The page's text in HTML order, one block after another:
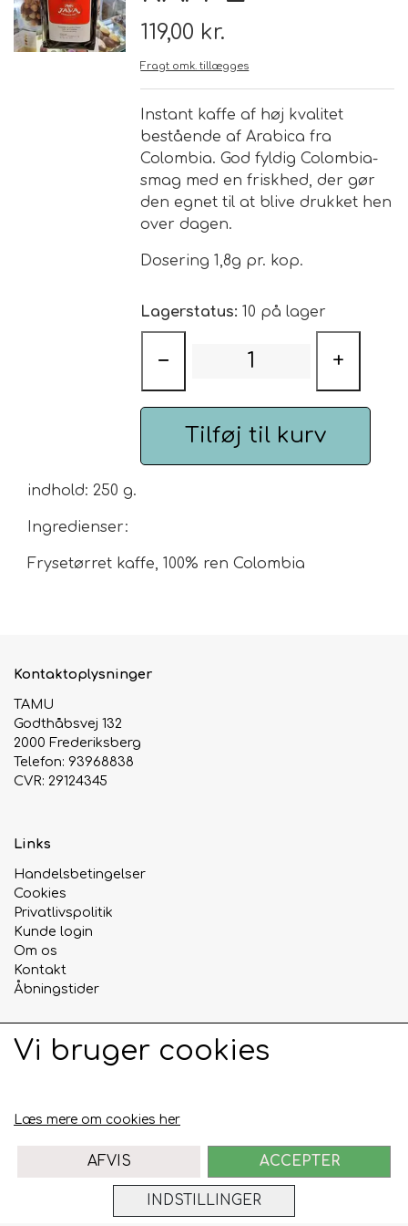
Brand
Løsvægt teer
Sort Te
Rooibush
Urte & Frugt teer
Husets Teblandinger
Chaplon Te
Nyheder
Åbningstider
119,00 kr.
Fragt omk. tillægges
Instant kaffe af høj kvalitet
bestående af Arabica fra
Colombia. God fyldig Colombia-
smag med en friskhed, der gør
den egnet til at blive drukket hen
over dagen.
Dosering 1,8g pr. kop.
Lagerstatus: 10 på lager
− +
Tilføj til kurv
indhold: 250 g.
Ingredienser:
Frysetørret kaffe, 100% ren Colombia
Kontaktoplysninger
TAMU
Godthåbsvej 132
2000 Frederiksberg
Telefon: 93968838
CVR: 29124345
Links
Handelsbetingelser
Cookies
Privatlivspolitik
Kunde login
Om os
Kontakt
Åbningstider
Sociale medier
Vi bruger cookies
Læs mere om cookies her
INDSTILLINGER
AFVIS ACCEPTER